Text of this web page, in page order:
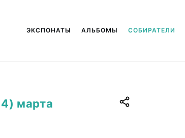
ЭКСПОНАТЫ АЛЬБОМЫ СОБИРАТЕЛИ
марта